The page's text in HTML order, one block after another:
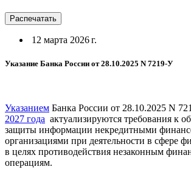
Распечатать
12 марта 2026 г.
Указание Банка России от 28.10.2025 N 7219-У
Указанием Банка России от 28.10.2025 N
2027 года актуализируются требования к
защиты информации некредитными
организациями при деятельности в сфере
в целях противодействия незаконным
операциям.